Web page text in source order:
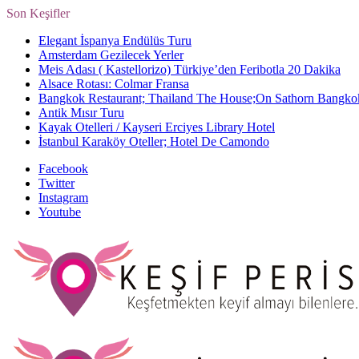
Son Keşifler
Elegant İspanya Endülüs Turu
Amsterdam Gezilecek Yerler
Meis Adası ( Kastellorizo) Türkiye’den Feribotla 20 Dakika
Alsace Rotası: Colmar Fransa
Bangkok Restaurant; Thailand The House;On Sathorn
Antik Mısır Turu
Kayak Otelleri / Kayseri Erciyes Library Hotel
İstanbul Karaköy Oteller; Hotel De Camondo
Facebook
Twitter
Instagram
Youtube